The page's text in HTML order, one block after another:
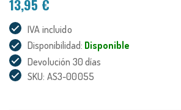
13,95 €
IVA incluido
Disponibilidad: Disponible
Devolución 30 días
SKU: AS3-00055